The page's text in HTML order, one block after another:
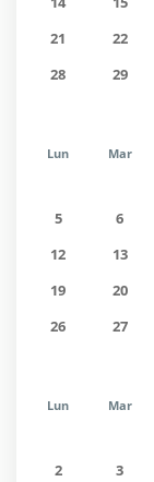
21
22
28
29
Lun Mar
5
6
12
13
19
20
26
27
Lun Mar
2
3